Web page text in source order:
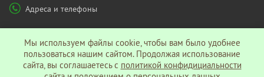
Адреса и телефоны
Мы используем файлы cookie, чтобы вам было удобнее
пользоваться нашим сайтом. Продолжая использование
сайта, вы соглашаетесь c политикой конфидициальности